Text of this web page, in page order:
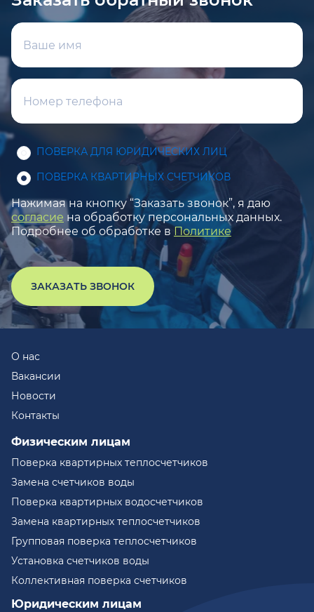
ПОВЕРКА ДЛЯ ЮРИДИЧЕСКИХ ЛИЦ
ПОВЕРКА КВАРТИРНЫХ СЧЕТЧИКОВ
Нажимая на кнопку “Заказать звонок”, я даю
согласие на обработку персональных данных.
Подробнее об обработке в Политике
ЗАКАЗАТЬ ЗВОНОК
О нас
Вакансии
Новости
Контакты
Физическим лицам
Поверка квартирных теплосчетчиков
Замена счетчиков воды
Поверка квартирных водосчетчиков
Замена квартирных теплосчетчиков
Групповая поверка теплосчетчиков
Установка счетчиков воды
Коллективная поверка счетчиков
Юридическим лицам